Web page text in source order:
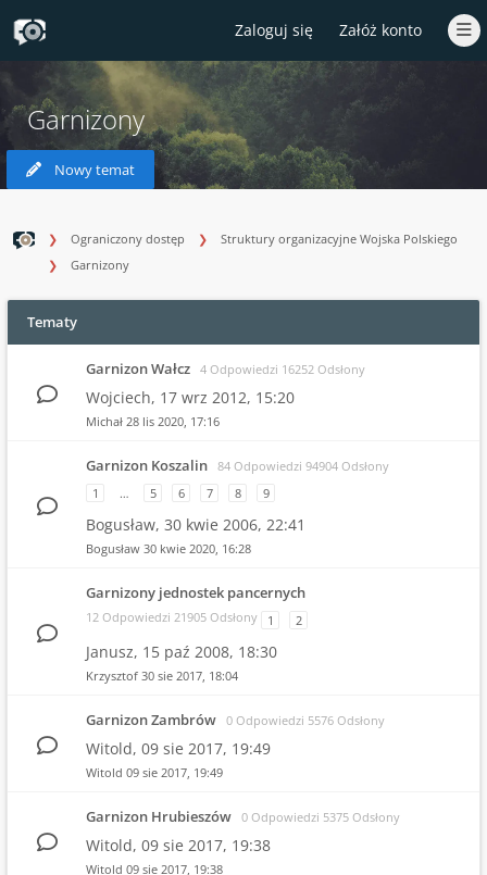
Zaloguj się Załóż konto
Garnizony
Nowy temat
Ograniczony dostęp
Struktury organizacyjne Wojska Polskiego
Garnizony
Tematy
Garnizon Wałcz 4 Odpowiedzi 16252 Odsłony
Wojciech, 17 wrz 2012, 15:20
Michał 28 lis 2020, 17:16
Garnizon Koszalin 84 Odpowiedzi 94904 Odsłony
1
… 5 6 7 8 9
Bogusław, 30 kwie 2006, 22:41
Bogusław 30 kwie 2020, 16:28
Garnizony jednostek pancernych
12 Odpowiedzi 21905 Odsłony 1 2
Janusz, 15 paź 2008, 18:30
Krzysztof 30 sie 2017, 18:04
Garnizon Zambrów 0 Odpowiedzi 5576 Odsłony
Witold, 09 sie 2017, 19:49
Witold 09 sie 2017, 19:49
Garnizon Hrubieszów 0 Odpowiedzi 5375 Odsłony
Witold, 09 sie 2017, 19:38
Witold 09 sie 2017, 19:38